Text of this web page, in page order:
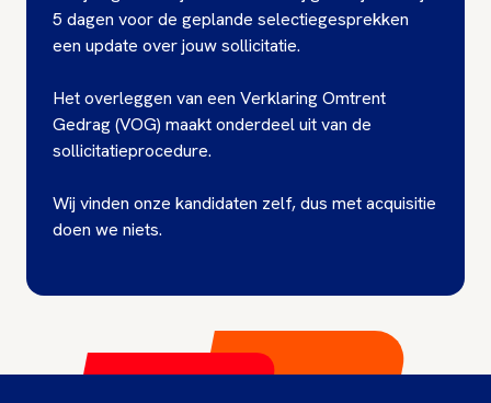
5 dagen voor de geplande selectiegesprekken
een update over jouw sollicitatie.
Het overleggen van een Verklaring Omtrent
Gedrag (VOG) maakt onderdeel uit van de
sollicitatieprocedure.
Wij vinden onze kandidaten zelf, dus met acquisitie
doen we niets.